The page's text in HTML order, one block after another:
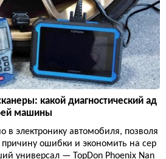
какой диагностический ад
машины
в электронику автомобиля, позволя
ошибки и экономить на сер
универсал — TopDon Phoenix Nan